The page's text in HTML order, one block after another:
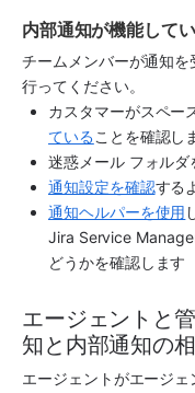
内部通知が機能して
チームメンバーが通知
行ってください。
カスタマーがスペー
ていることを確認し
迷惑メール フォル
通知設定を確認する
通知ヘルパーを使用
Jira Service
どうかを確認します
エージェントと
知と内部通知の
エージェントがエージェ